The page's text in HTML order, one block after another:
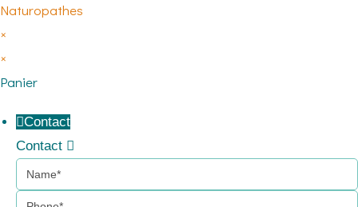
Naturopathes
×
×
Panier
Contact
Contact
Name
Phone